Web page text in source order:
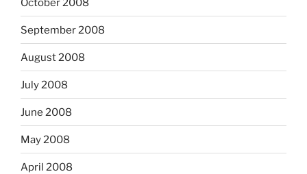
October 2008
September 2008
August 2008
July 2008
June 2008
May 2008
April 2008